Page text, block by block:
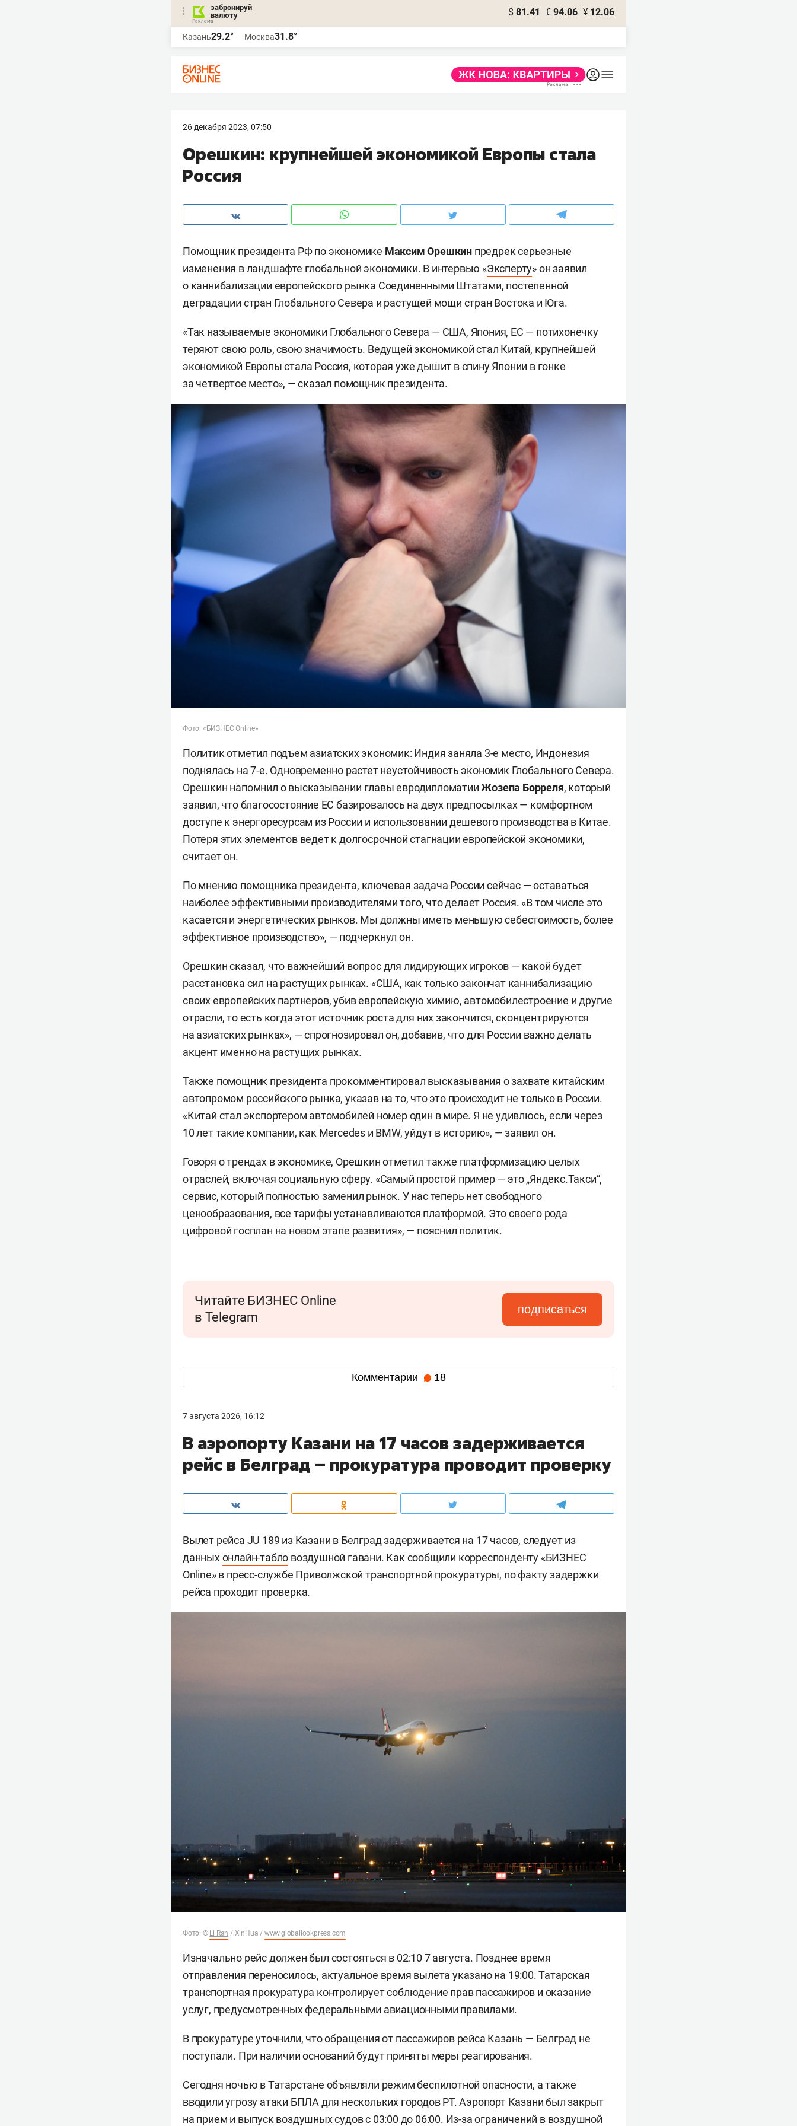
забронируй
валюту
$ 81.41 € 94.06 ¥ 12.06
Казань29.2° Москва31.8°
26 декабря 2023, 07:50
Орешкин: крупнейшей экономикой Европы стала
Россия
Помощник президента РФ по экономике Максим Орешкин предрек серьезные
изменения в ландшафте глобальной экономики. В интервью «Эксперту» он заявил
о каннибализации европейского рынка Соединенными Штатами, постепенной
деградации стран Глобального Севера и растущей мощи стран Востока и Юга.
«Так называемые экономики Глобального Севера — США, Япония, ЕС — потихонечку
теряют свою роль, свою значимость. Ведущей экономикой стал Китай, крупнейшей
экономикой Европы стала Россия, которая уже дышит в спину Японии в гонке
за четвертое место», — сказал помощник президента.
Фото: «БИЗНЕС Online»
Политик отметил подъем азиатских экономик: Индия заняла 3-е место, Индонезия
поднялась на 7-е. Одновременно растет неустойчивость экономик Глобального Севера.
Орешкин напомнил о высказывании главы евродипломатииЖозепа Борреля, который
заявил, что благосостояние ЕС базировалось на двух предпосылках — комфортном
доступе к энергоресурсам из России и использовании дешевого производства в Китае.
Потеря этих элементов ведет к долгосрочной стагнации европейской экономики,
считает он.
По мнению помощника президента, ключевая задача России сейчас — оставаться
наиболее эффективными производителями того, что делает Россия. «В том числе это
касается и энергетических рынков. Мы должны иметь меньшую себестоимость, более
эффективное производство», — подчеркнул он.
Орешкин сказал, что важнейший вопрос для лидирующих игроков — какой будет
расстановка сил на растущих рынках. «США, как только закончат каннибализацию
своих европейских партнеров, убив европейскую химию, автомобилестроение и другие
отрасли, то есть когда этот источник роста для них закончится, сконцентрируются
на азиатских рынках», — спрогнозировал он, добавив, что для России важно делать
акцент именно на растущих рынках.
Также помощник президента прокомментировал высказывания о захвате китайским
автопромом российского рынка, указав на то, что это происходит не только в России.
«Китай стал экспортером автомобилей номер один в мире. Я не удивлюсь, если через
10 лет такие компании, как Mercedes и BMW, уйдут в историю», — заявил он.
Говоря о трендах в экономике, Орешкин отметил также платформизацию целых
отраслей, включая социальную сферу. «Самый простой пример — это „Яндекс.Такси“,
сервис, который полностью заменил рынок. У нас теперь нет свободного
ценообразования, все тарифы устанавливаются платформой. Это своего рода
цифровой госплан на новом этапе развития», — пояснил политик.
Читайте БИЗНЕС Online
в Telegram
подписаться
Комментарии 18
7 августа 2026, 16:12
В аэропорту Казани на 17 часов задерживается
рейс в Белград – прокуратура проводит проверку
Вылет рейса JU 189 из Казани в Белград задерживается на 17 часов, следует из
данныхонлайн-табло воздушной гавани. Как сообщили корреспонденту «БИЗНЕС
Online» в пресс-службе Приволжской транспортной прокуратуры, по факту задержки
рейса проходит проверка.
Фото: © Li Ran / XinHua / www.globallookpress.com
Изначально рейс должен был состояться в 02:10 7 августа. Позднее время
отправления переносилось, актуальное время вылета указано на 19:00. Татарская
транспортная прокуратура контролирует соблюдение прав пассажиров и оказание
услуг, предусмотренных федеральными авиационными правилами.
В прокуратуре уточнили, что обращения от пассажиров рейса Казань — Белград не
поступали. При наличии оснований будут приняты меры реагирования.
Сегодня ночью в Татарстане объявляли режим беспилотной опасности, а также
вводили угрозу атаки БПЛА для нескольких городов РТ. Аэропорт Казани был закрыт
на прием и выпуск воздушных судов с 03:00 до 06:00. Из-за ограничений в воздушной